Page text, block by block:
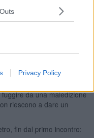
Privacy Policy
sua vita da studente
mesi la sua città natale,
dei viaggi, nelle nuove
non lo
dal cercare la sua
da una maledizione
riescono a dare un
fin dal primo incontro: